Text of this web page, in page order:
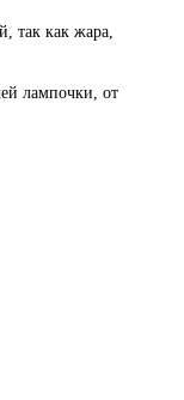
так как жара,
лампочки, от